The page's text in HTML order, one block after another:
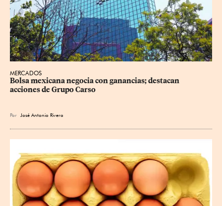
MERCADOS
Bolsa mexicana negocia con ganancias; destacan
acciones de Grupo Carso
Por José Antonio Rivera